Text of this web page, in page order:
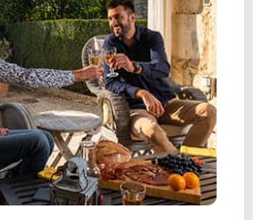
sans attendre du
de 8h-12h / 13h-16h
local )